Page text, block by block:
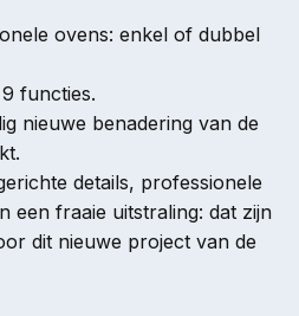
ovens: enkel of dubbel
functies.
nieuwe benadering van de
details, professionele
een fraaie uitstraling: dat zijn
dit nieuwe project van de